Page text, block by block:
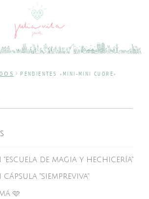
PENDIENTES «MINI-MINI CUORE»
DE MAGIA Y HECHICERÍA"
"SIEMPREVIVA"
🩷